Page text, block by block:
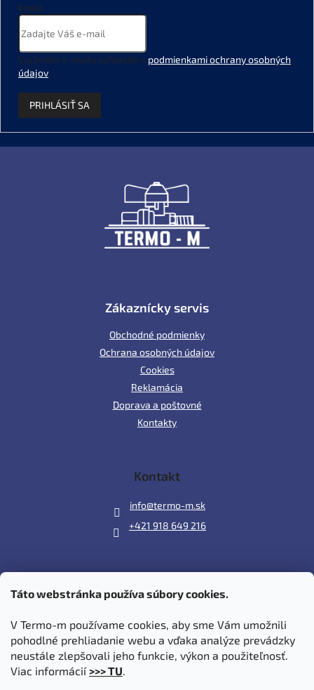
Táto webstránka používa súbory cookies.
V Termo-m používame cookies, aby sme Vám umožnili
pohodlné prehliadanie webu a vďaka analýze prevádzky
neustále zlepšovali jeho funkcie, výkon a použiteľnosť.
Viac informácií >>> TU.
Email
Vložením e-mailu súhlasíte s podmienkami ochrany osobných
údajov.
PRIHLÁSIŤ SA
Zákaznícky servis
Obchodné podmienky
Ochrana osobných údajov
Cookies
Reklamácia
Doprava a poštovné
Kontakty
Kontakt
info@termo-m.sk
+421 918 649 216
Prijímame online platby